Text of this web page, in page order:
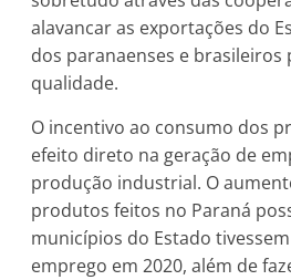
alavancar as exportações do
dos paranaenses e
qualidade.
O incentivo ao consumo dos
efeito direto na geração de
produção industrial. O
produtos feitos no Paraná
municípios do Estado
emprego em 2020, além de